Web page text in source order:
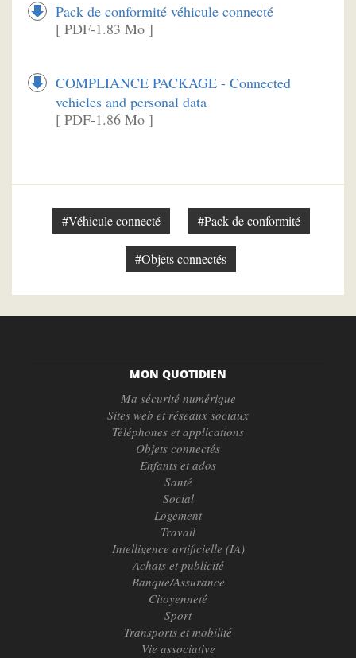
Pack de conformité véhicule connecté
[ PDF-1.83 Mo ]
COMPLIANCE PACKAGE - Connected
vehicles and personal data
[ PDF-1.86 Mo ]
#Véhicule connecté #Pack de conformité
#Objets connectés
MON QUOTIDIEN
Ma sécurité numérique
Sites web et réseaux sociaux
Téléphones et applications
Objets connectés
Enfants et ados
Santé
Social
Logement
Travail
Intelligence artificielle (IA)
Achats et publicité
Banque/Assurance
Citoyenneté
Sport
Transports et mobilité
Vie associative